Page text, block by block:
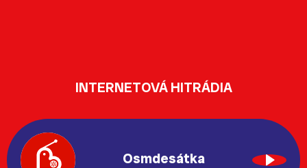
INTERNETOVÁ HITRÁDIA
Osmdesátka